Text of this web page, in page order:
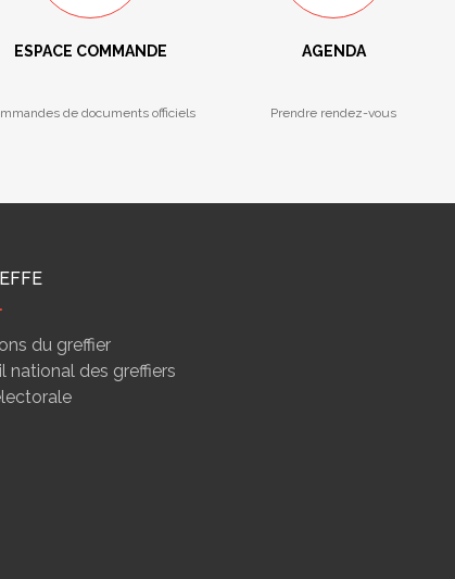
ESPACE COMMANDE
de documents officiels
AGENDA
Prendre rendez-vous
du greffier
national des greffiers